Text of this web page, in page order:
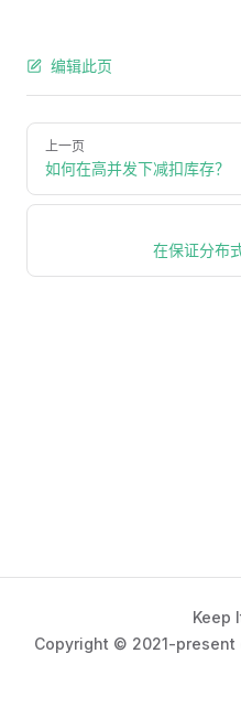
编辑此页
上一页
如何在高并发下减扣库存？
在保证分布
Keep
Copyright © 2021-present